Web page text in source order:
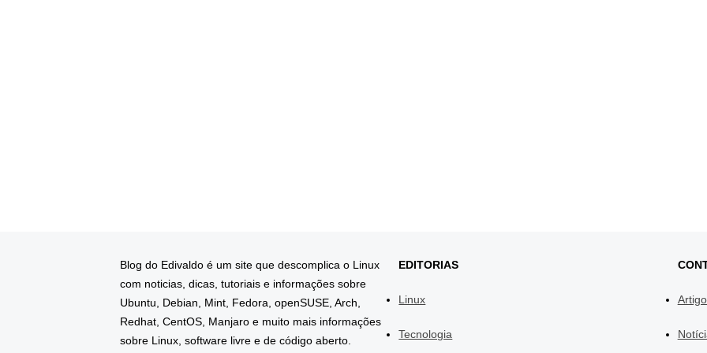
Blog do Edivaldo é um site que descomplica o Linux
com noticias, dicas, tutoriais e informações sobre
Ubuntu, Debian, Mint, Fedora, openSUSE, Arch,
Redhat, CentOS, Manjaro e muito mais informações
sobre Linux, software livre e de código aberto.
EDITORIAS
Linux
Tecnologia